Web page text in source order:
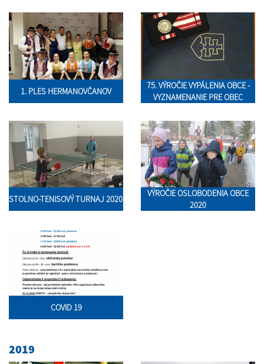
1. PLES HERMANOVČANOV
75. VÝROČIE VYPÁLENIA OBCE -
VYZNAMENANIE PRE OBEC
STOLNO-TENISOVÝ TURNAJ 2020
VÝROČIE OSLOBODENIA OBCE
2020
COVID 19
2019